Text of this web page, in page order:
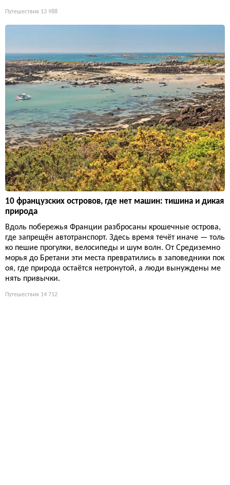
Путешествия 13 988
10 французских островов, где нет машин: тишина и дикая
природа
Вдоль побережья Франции разбросаны крошечные острова,
где запрещён автотранспорт. Здесь время течёт иначе — толь
ко пешие прогулки, велосипеды и шум волн. От Средиземно
морья до Бретани эти места превратились в заповедники пок
оя, где природа остаётся нетронутой, а люди вынуждены ме
нять привычки.
Путешествия 14 712